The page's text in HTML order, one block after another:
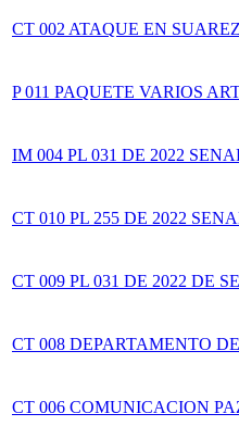
CT 002 ATAQUE EN
P 011 PAQUETE VARIOS
IM 004 PL 031 DE 2022
CT 010 PL 255 DE 2022
CT 009 PL 031 DE 2022 DE
CT 008 DEPARTAMENTO
CT 006 COMUNICACION